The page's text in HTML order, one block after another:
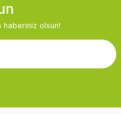
haberiniz olsun!